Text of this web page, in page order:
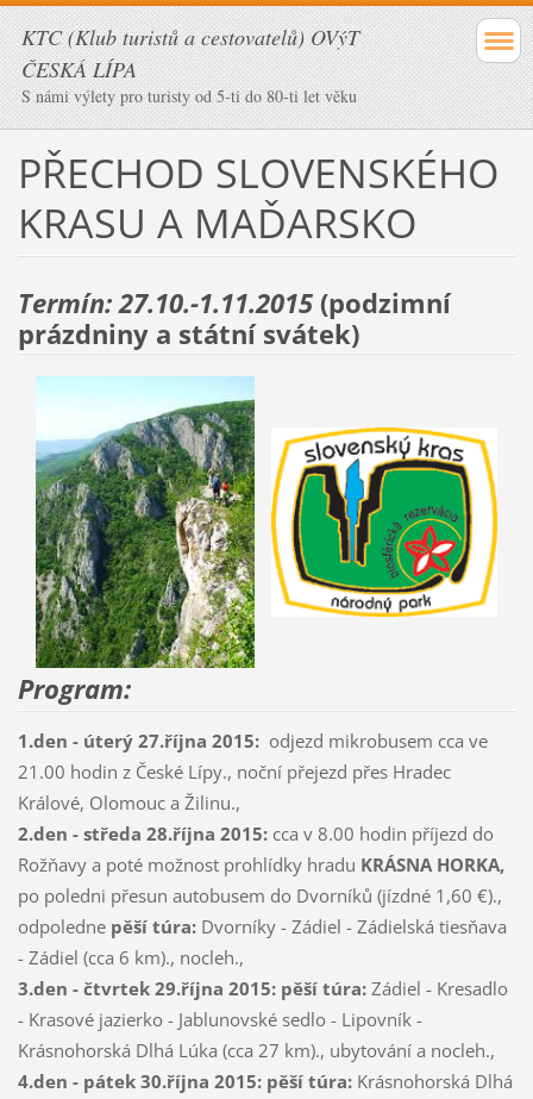
KTC (Klub turistů a cestovatelů) OVýT
ČESKÁ LÍPA
S námi výlety pro turisty od 5-ti do 80-ti let věku
PŘECHOD SLOVENSKÉHO
KRASU A MAĎARSKO
Termín: 27.10.-1.11.2015 (podzimní
prázdniny a státní svátek)
Program:
1.den - úterý 27.října 2015: odjezd mikrobusem cca ve
21.00 hodin z České Lípy., noční přejezd přes Hradec
Králové, Olomouc a Žilinu.,
2.den - středa 28.října 2015:cca v 8.00 hodin příjezd do
Rožňavy a poté možnost prohlídky hradu KRÁSNA HORKA,
po poledni přesun autobusem do Dvorníků (jízdné 1,60 €).,
odpoledne pěší túra:Dvorníky - Zádiel - Zádielská tiesňava
- Zádiel (cca 6 km)., nocleh.,
3.den - čtvrtek 29.října 2015: pěší túra:Zádiel - Kresadlo
- Krasové jazierko - Jablunovské sedlo - Lipovník -
Krásnohorská Dlhá Lúka (cca 27 km)., ubytování a nocleh.,
4.den - pátek 30.října 2015: pěší túra: Krásnohorská Dlhá